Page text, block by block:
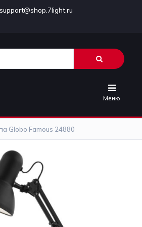
support@shop.7light.ru
Меню
Globo Famous 24880